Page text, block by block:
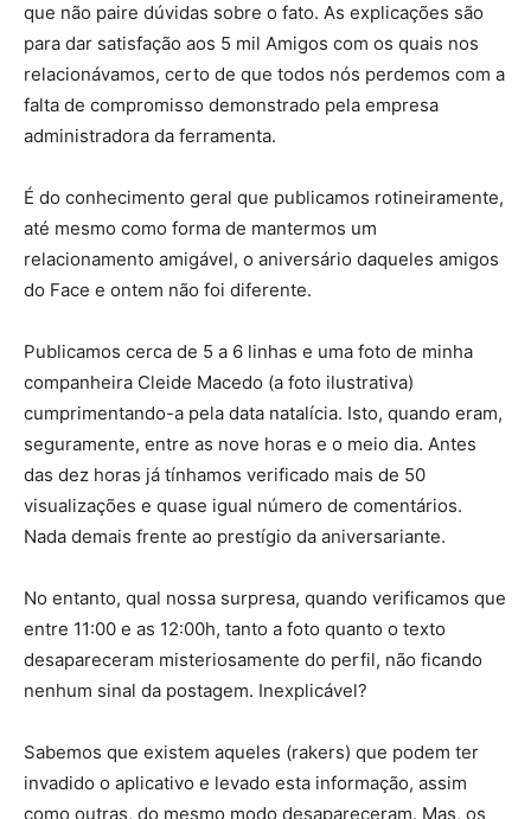
que não paire dúvidas sobre o fato. As explicações são
para dar satisfação aos 5 mil Amigos com os quais nos
relacionávamos, certo de que todos nós perdemos com a
falta de compromisso demonstrado pela empresa
administradora da ferramenta.
É do conhecimento geral que publicamos rotineiramente,
até mesmo como forma de mantermos um
relacionamento amigável, o aniversário daqueles amigos
do Face e ontem não foi diferente.
Publicamos cerca de 5 a 6 linhas e uma foto de minha
companheira Cleide Macedo (a foto ilustrativa)
cumprimentando-a pela data natalícia. Isto, quando eram,
seguramente, entre as nove horas e o meio dia. Antes
das dez horas já tínhamos verificado mais de 50
visualizações e quase igual número de comentários.
Nada demais frente ao prestígio da aniversariante.
No entanto, qual nossa surpresa, quando verificamos que
entre 11:00 e as 12:00h, tanto a foto quanto o texto
desapareceram misteriosamente do perfil, não ficando
nenhum sinal da postagem. Inexplicável?
Sabemos que existem aqueles (rakers) que podem ter
invadido o aplicativo e levado esta informação, assim
como outras, do mesmo modo desapareceram. Mas, os